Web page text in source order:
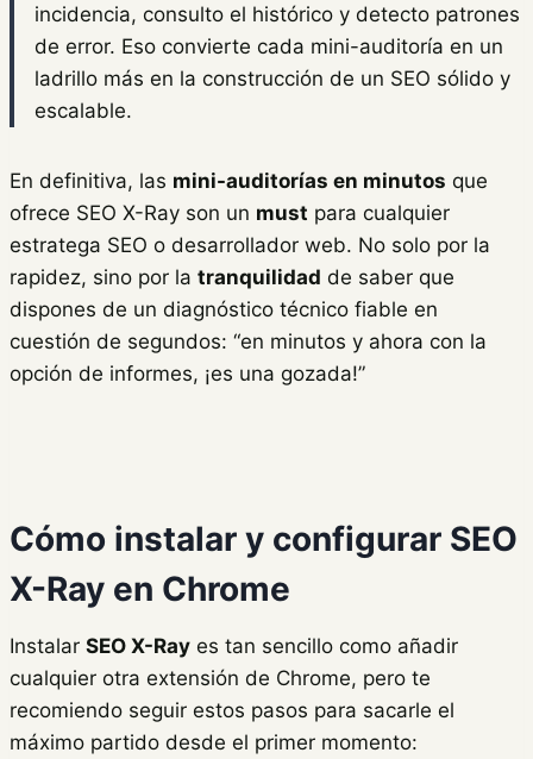
incidencia, consulto el histórico y detecto patrones
de error. Eso convierte cada mini-auditoría en un
ladrillo más en la construcción de un SEO sólido y
escalable.
En definitiva, las mini-auditorías en minutos que
ofrece SEO X-Ray son un must para cualquier
estratega SEO o desarrollador web. No solo por la
rapidez, sino por la tranquilidad de saber que
dispones de un diagnóstico técnico fiable en
cuestión de segundos: “en minutos y ahora con la
opción de informes, ¡es una gozada!”
Cómo instalar y configurar SEO
X-Ray en Chrome
Instalar SEO X-Ray es tan sencillo como añadir
cualquier otra extensión de Chrome, pero te
recomiendo seguir estos pasos para sacarle el
máximo partido desde el primer momento: